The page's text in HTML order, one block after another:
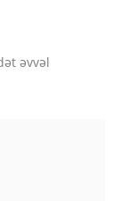
əvvəl